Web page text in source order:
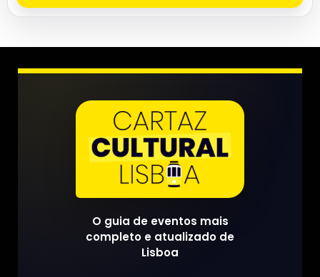
O guia de eventos mais
completo e atualizado de
Lisboa